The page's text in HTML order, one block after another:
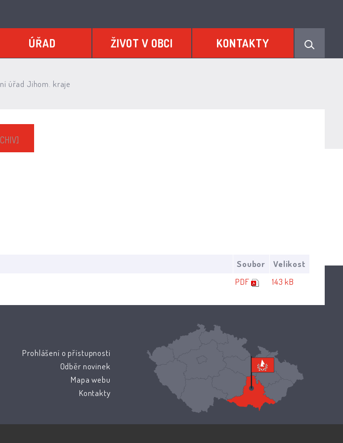
ÚŘAD ŽIVOT V OBCI KONTAKTY
úřad Jihom. kraje
Soubor
Velikost
PDF 143 kB
Prohlášení o přístupnosti
Odběr novinek
Mapa webu
Kontakty